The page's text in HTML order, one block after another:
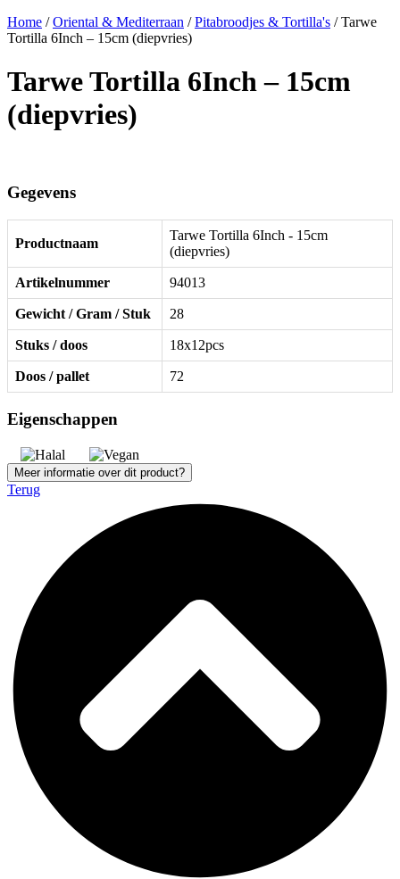
Home /Oriental & Mediterraan /Pitabroodjes & Tortilla's / Tarwe
Tortilla 6Inch – 15cm (diepvries)
Tarwe Tortilla 6Inch – 15cm
(diepvries)
Gegevens
Productnaam
Tarwe Tortilla 6Inch - 15cm
(diepvries)
Artikelnummer 94013
Gewicht / Gram / Stuk 28
Stuks / doos 18x12pcs
Doos / pallet 72
Eigenschappen
Meer informatie over dit product?
Terug